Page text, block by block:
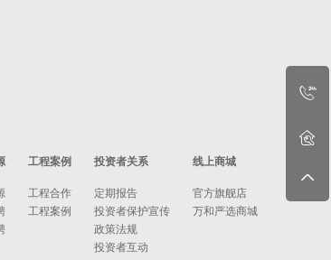
工程案例
工程合作
工程案例
投资者关系
定期报告
投资者保护宣传
政策法规
投资者互动
线上商城
官方旗舰店
万和严选商城